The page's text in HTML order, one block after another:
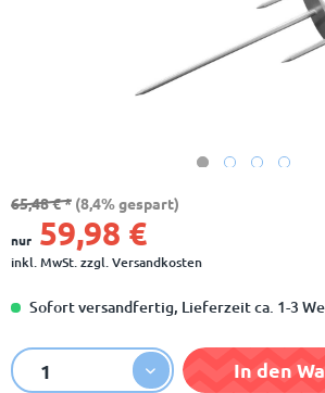
65,48 € * (8,4% gespart)
nur 59,98 €
inkl. MwSt.zzgl. Versandkosten
Sofort versandfertig, Lieferzeit ca. 1-3
In den